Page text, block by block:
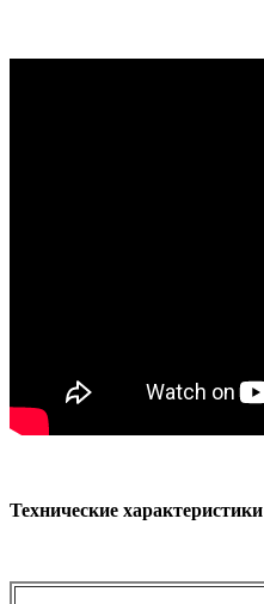
Технические характеристики